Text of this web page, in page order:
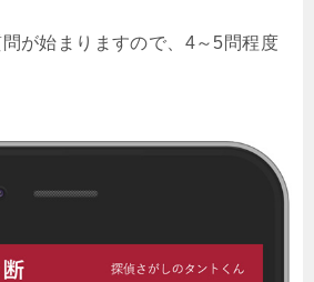
が始まりますので、4～5問程度